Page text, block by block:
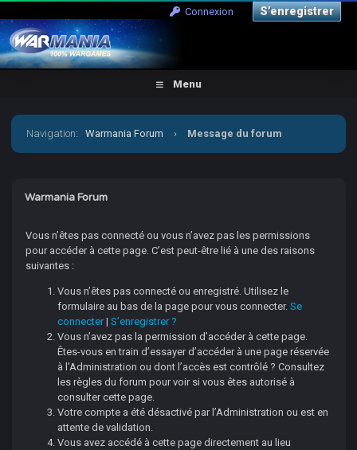
Connexion S’enregistrer
Menu
Navigation:Warmania Forum › Message du forum
Warmania Forum
Vous n’êtes pas connecté ou vous n’avez pas les permissions
pour accéder à cette page. C’est peut-être lié à une des raisons
suivantes :
Vous n’êtes pas connecté ou enregistré. Utilisez le
formulaire au bas de la page pour vous connecter.Se
connecter|S’enregistrer ?
Vous n’avez pas la permission d’accéder à cette page.
Êtes-vous en train d’essayer d’accéder à une page réservée
à l’Administration ou dont l’accès est contrôlé ? Consultez
les règles du forum pour voir si vous êtes autorisé à
consulter cette page.
Votre compte a été désactivé par l’Administration ou est en
attente de validation.
Vous avez accédé à cette page directement au lieu